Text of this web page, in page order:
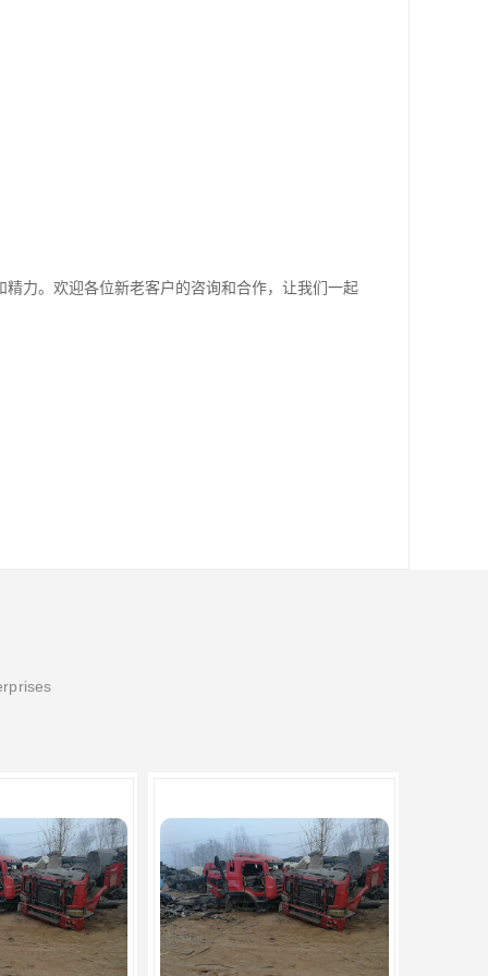
力。欢迎各位新老客户的咨询和合作，让我们一起